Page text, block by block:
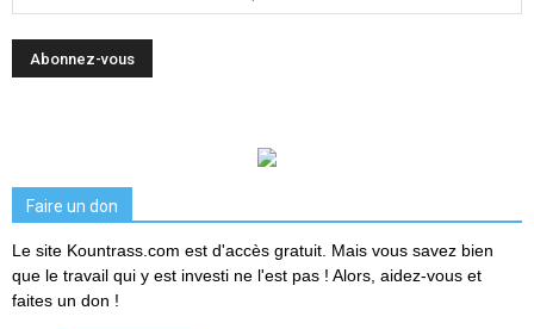
Faire un don
Le site Kountrass.com est d'accès gratuit. Mais vous savez bien
que le travail qui y est investi ne l'est pas ! Alors, aidez-vous et
faites un don !